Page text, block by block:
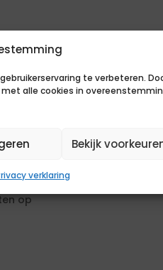
te verbeteren.
alle cookies in
Bekijk
verklaring
de
op